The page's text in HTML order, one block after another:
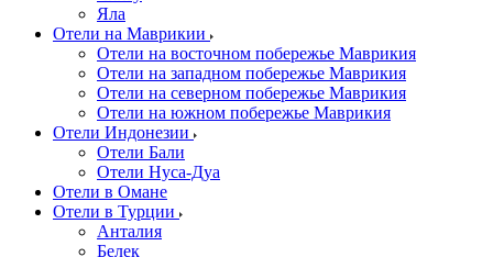
Яла
Отели на Маврикии
Отели на восточном побережье Маврикия
Отели на западном побережье Маврикия
Отели на северном побережье Маврикия
Отели на южном побережье Маврикия
Отели Индонезии
Отели Бали
Отели Нуса-Дуа
Отели в Омане
Отели в Турции
Анталия
Белек